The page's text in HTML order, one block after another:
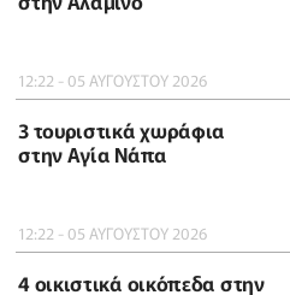
12:22 - 05 ΑΥΓΟΥΣΤΟΥ 2026
3 τουριστικά χωράφια
στην Αγία Νάπα
12:22 - 05 ΑΥΓΟΥΣΤΟΥ 2026
4 οικιστικά οικόπεδα στην